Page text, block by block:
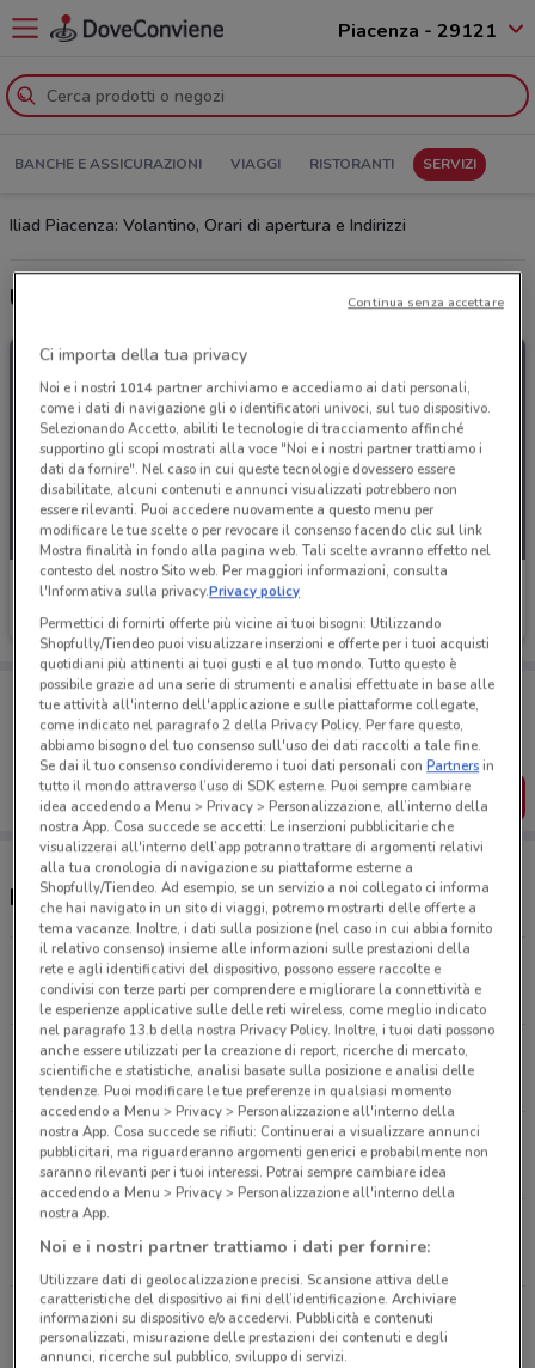
Piacenza - 29121
BANCHE E ASSICURAZIONI VIAGGI RISTORANTI SERVIZI
Iliad Piacenza: Volantino, Orari di apertura e Indirizzi
Ultime offerte del volantino Iliad
Iliad
Scade il 10/09
Porta DoveConviene sempre con te!
Puoi trovare le migliori offerte dei negozi vicino a te,
salvarle e creare la tua lista del risparmio, comodamente
dal tuo cellulare.
SCARICA L’APP
Negozi Iliad a Piacenza
Via Atleti Azzurri d'Italia, 14/16 Piacenza
489 m
CHIUSO
Via Emilia Pavese, 40/42 Piacenza
965 m
CHIUSO
Via Giuseppe Manfredi, 55 Piacenza
2.1 km
CHIUSO
Via Cavour, 1 Piacenza
2.4 km
CHIUSO
Via della Conciliazione Piacenza
3.3 km
CHIUSO
Ci importa della tua privacy
Noi e i nostri 1014partner archiviamo e accediamo ai dati personali,
come i dati di navigazione gli o identificatori univoci, sul tuo dispositivo.
Selezionando Accetto, abiliti le tecnologie di tracciamento affinché
supportino gli scopi mostrati alla voce "Noi e i nostri partner trattiamo i
dati da fornire". Nel caso in cui queste tecnologie dovessero essere
disabilitate, alcuni contenuti e annunci visualizzati potrebbero non
essere rilevanti. Puoi accedere nuovamente a questo menu per
modificare le tue scelte o per revocare il consenso facendo clic sul link
Mostra finalità in fondo alla pagina web. Tali scelte avranno effetto nel
contesto del nostro Sito web. Per maggiori informazioni, consulta
l'Informativa sulla privacy.Privacy policy
Permettici di fornirti offerte più vicine ai tuoi bisogni: Utilizzando
Shopfully/Tiendeo puoi visualizzare inserzioni e offerte per i tuoi acquisti
quotidiani più attinenti ai tuoi gusti e al tuo mondo. Tutto questo è
possibile grazie ad una serie di strumenti e analisi effettuate in base alle
tue attività all'interno dell'applicazione e sulle piattaforme collegate,
come indicato nel paragrafo 2 della Privacy Policy. Per fare questo,
abbiamo bisogno del tuo consenso sull'uso dei dati raccolti a tale fine.
Se dai il tuo consenso condivideremo i tuoi dati personali conPartnersin
tutto il mondo attraverso l’uso di SDK esterne. Puoi sempre cambiare
idea accedendo a Menu > Privacy > Personalizzazione, all’interno della
nostra App. Cosa succede se accetti: Le inserzioni pubblicitarie che
visualizzerai all'interno dell’app potranno trattare di argomenti relativi
alla tua cronologia di navigazione su piattaforme esterne a
Shopfully/Tiendeo. Ad esempio, se un servizio a noi collegato ci informa
che hai navigato in un sito di viaggi, potremo mostrarti delle offerte a
tema vacanze. Inoltre, i dati sulla posizione (nel caso in cui abbia fornito
il relativo consenso) insieme alle informazioni sulle prestazioni della
rete e agli identificativi del dispositivo, possono essere raccolte e
condivisi con terze parti per comprendere e migliorare la connettività e
le esperienze applicative sulle delle reti wireless, come meglio indicato
nel paragrafo 13.b della nostra Privacy Policy. Inoltre, i tuoi dati possono
anche essere utilizzati per la creazione di report, ricerche di mercato,
scientifiche e statistiche, analisi basate sulla posizione e analisi delle
tendenze. Puoi modificare le tue preferenze in qualsiasi momento
accedendo a Menu > Privacy > Personalizzazione all'interno della
nostra App. Cosa succede se rifiuti: Continuerai a visualizzare annunci
pubblicitari, ma riguarderanno argomenti generici e probabilmente non
saranno rilevanti per i tuoi interessi. Potrai sempre cambiare idea
accedendo a Menu > Privacy > Personalizzazione all'interno della
nostra App.
Noi e i nostri partner trattiamo i dati per fornire:
Utilizzare dati di geolocalizzazione precisi. Scansione attiva delle
caratteristiche del dispositivo ai fini dell’identificazione. Archiviare
informazioni su dispositivo e/o accedervi. Pubblicità e contenuti
personalizzati, misurazione delle prestazioni dei contenuti e degli
annunci, ricerche sul pubblico, sviluppo di servizi.
Continua senza accettare